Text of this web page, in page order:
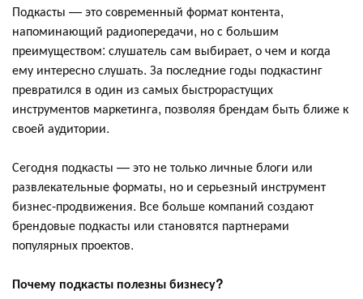
Подкасты — это современный формат контента,
напоминающий радиопередачи, но с большим
преимуществом: слушатель сам выбирает, о чем и когда
ему интересно слушать. За последние годы подкастинг
превратился в один из самых быстрорастущих
инструментов маркетинга, позволяя брендам быть ближе к
своей аудитории.
Сегодня подкасты — это не только личные блоги или
развлекательные форматы, но и серьезный инструмент
бизнес-продвижения. Все больше компаний создают
брендовые подкасты или становятся партнерами
популярных проектов.
Почему подкасты полезны бизнесу?